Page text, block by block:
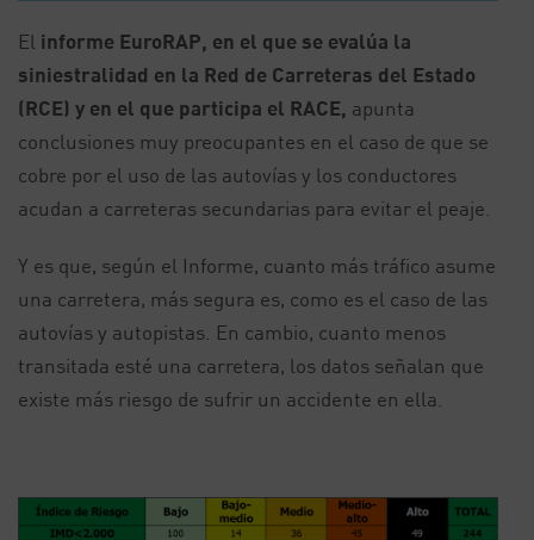
El informe EuroRAP, en el que se evalúa la
siniestralidad en la Red de Carreteras del Estado
(RCE) y en el que participa el RACE, apunta
conclusiones muy preocupantes en el caso de que se
cobre por el uso de las autovías y los conductores
acudan a carreteras secundarias para evitar el peaje.
Y es que, según el Informe, cuanto más tráfico asume
una carretera, más segura es, como es el caso de las
autovías y autopistas. En cambio, cuanto menos
transitada esté una carretera, los datos señalan que
existe más riesgo de sufrir un accidente en ella.